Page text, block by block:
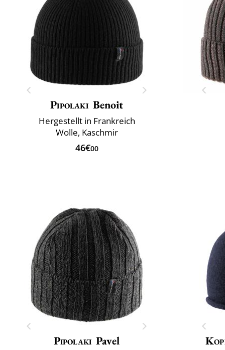
Pipolaki Benoit
Hergestellt in Frankreich
Wolle, Kaschmir
46€00
Pipolaki Pavel